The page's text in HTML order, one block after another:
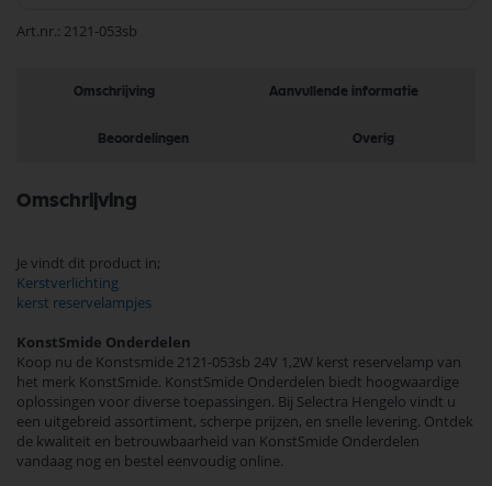
Art.nr. 2121-053sb
Omschrijving Aanvullende informatie
Beoordelingen Overig
Omschrijving
Je vindt dit product in;
Kerstverlichting
kerst reservelampjes
KonstSmide Onderdelen
Koop nu de Konstsmide 2121-053sb 24V 1,2W kerst reservelamp van
het merk KonstSmide. KonstSmide Onderdelen biedt hoogwaardige
oplossingen voor diverse toepassingen. Bij Selectra Hengelo vindt u
een uitgebreid assortiment, scherpe prijzen, en snelle levering. Ontdek
de kwaliteit en betrouwbaarheid van KonstSmide Onderdelen
vandaag nog en bestel eenvoudig online.